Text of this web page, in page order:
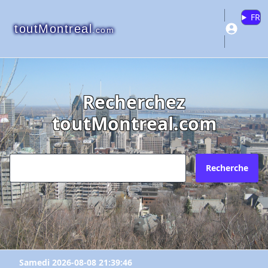
toutMontreal.com
FR
Recherchez
toutMontreal.com
Recherche
Samedi 2026-08-08 21:39:46